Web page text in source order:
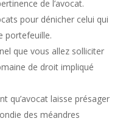
de l’avocat.
pour dénicher celui qui
portefeuille.
que vous allez solliciter
de droit impliqué
qu’avocat laisse présager
des méandres